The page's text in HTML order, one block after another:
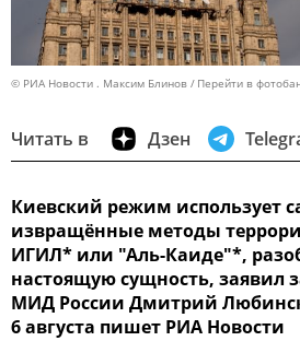
© РИА Новости . Максим Блинов Перейти в
Читать в Дзен
Киевский режим использует
извращённые методы
ИГИЛ* или "Аль-Каиде"*,
настоящую сущность, заявил
МИД России Дмитрий
6 августа пишет РИА Новости